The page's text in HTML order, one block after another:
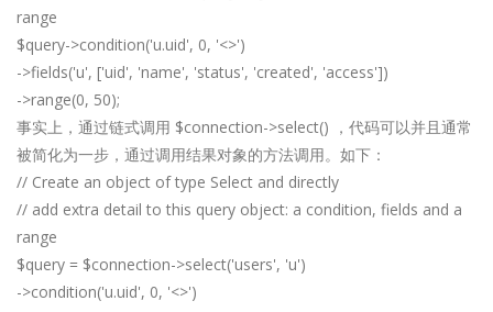
range
$query->condition('u.uid', 0, '<>')
->fields('u', ['uid', 'name', 'status', 'created', 'access'])
->range(0, 50);
事实上，通过链式调用 $connection->select() ，代码可以并且通常
被简化为一步，通过调用结果对象的方法调用。如下：
// Create an object of type Select and directly
// add extra detail to this query object: a condition, fields and a
range
$query = $connection->select('users', 'u')
->condition('u.uid', 0, '<>')